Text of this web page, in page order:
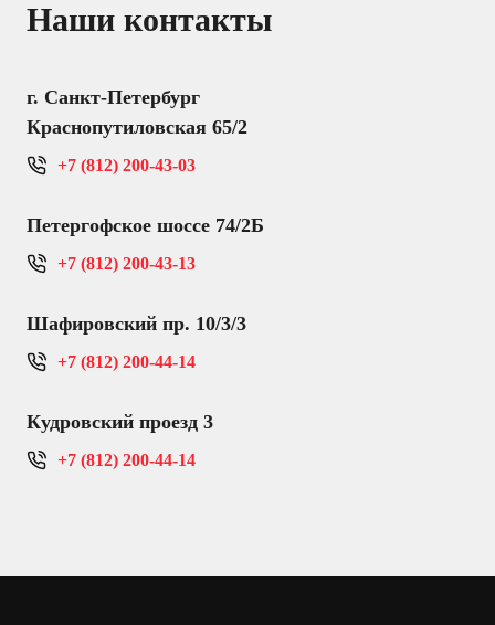
Наши контакты
г. Санкт-Петербург
Краснопутиловская 65/2
+7 (812) 200-43-03
Петергофское шоссе 74/2Б
+7 (812) 200-43-13
Шафировский пр. 10/3/3
+7 (812) 200-44-14
Кудровский проезд 3
+7 (812) 200-44-14